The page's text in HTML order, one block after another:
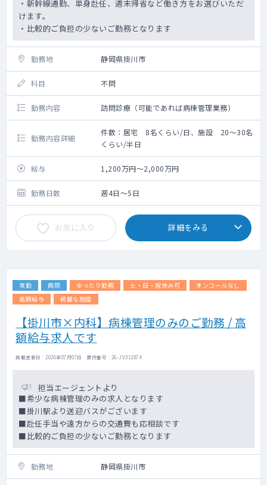
・新幹線通勤、単身赴任、週末帰省など働き方をお選びいただ
けます。
・比較的ご負担の少ないご勤務となります
勤務地 静岡県掛川市
科目 不問
勤務内容 訪問診療（可能であれば病棟管理業務）
勤務内容詳細
件数：居宅 8名くらい/日、施設 20～30名
くらい/半日
給与 1,200万円～2,000万円
勤務日数 週4日～5日
お気に入り 詳細をみる
常勤 病院 ゆったり勤務 土・日・祝休み可
オンコールなし
高額給与
綺麗な施設
【掛川市×内科】病棟管理のみのご勤務 / 高
額給与求人です
掲載更新日 : 2026年07月07日 案件番号 : 26-JV311874
担当エージェントより
■希少な病棟管理のみの求人となります
■掛川駅より送迎バスがございます
■赴任手当や遠方からの交通費も応相談です
■比較的ご負担の少ないご勤務となります
勤務地 静岡県掛川市